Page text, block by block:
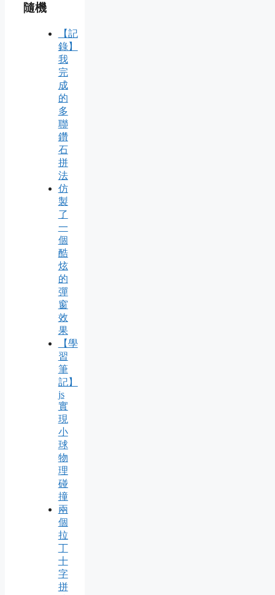
隨機
【記
錄】
我
完
成
的
多
聯
鑽
石
拼
法
仿
製
了
一
個
酷
炫
的
彈
窗
效
果
【學
習
筆
記】
js
實
現
小
球
物
理
碰
撞
兩
個
拉
丁
十
字
拼